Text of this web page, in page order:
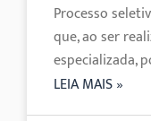
Processo
que, ao ser
especializada,
LEIA MAIS »